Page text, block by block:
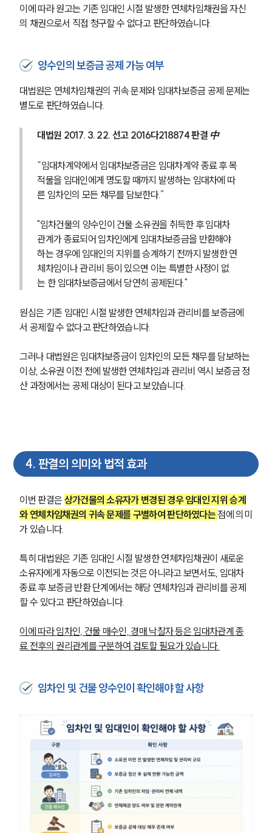
부동산전문변호사
소식/자료
언론보도
법률서식
뉴스레터/브로슈어
대륜법률상담예약
대륜법률상담예약
이에 따라 원고는 기존 임대인 시절 발생한 연체차임채권을 자신
의 채권으로서 직접 청구할 수 없다고 판단하였습니다.
양수인의 보증금 공제 가능 여부
대법원은 연체차임채권의 귀속 문제와 임대차보증금 공제 문제는
별도로 판단하였습니다.
대법원 2017. 3. 22. 선고 2016다218874 판결 中
“임대차계약에서 임대차보증금은 임대차계약 종료 후 목
적물을 임대인에게 명도할 때까지 발생하는 임대차에 따
른 임차인의 모든 채무를 담보한다.”
"임차건물의 양수인이 건물 소유권을 취득한 후 임대차
관계가 종료되어 임차인에게 임대차보증금을 반환해야
하는 경우에 임대인의 지위를 승계하기 전까지 발생한 연
체차임이나 관리비 등이 있으면 이는 특별한 사정이 없
는 한 임대차보증금에서 당연히 공제된다."
원심은 기존 임대인 시절 발생한 연체차임과 관리비를 보증금에
서 공제할 수 없다고 판단하였습니다.
그러나 대법원은 임대차보증금이 임차인의 모든 채무를 담보하는
이상, 소유권 이전 전에 발생한 연체차임과 관리비 역시 보증금 정
산 과정에서는 공제 대상이 된다고 보았습니다.
4. 판결의 의미와 법적 효과
이번 판결은 상가건물의 소유자가 변경된 경우 임대인 지위 승계
와 연체차임채권의 귀속 문제를 구별하여 판단하였다는 점에 의미
가 있습니다.
특히 대법원은 기존 임대인 시절 발생한 연체차임채권이 새로운
소유자에게 자동으로 이전되는 것은 아니라고 보면서도, 임대차
종료 후 보증금 반환 단계에서는 해당 연체차임과 관리비를 공제
할 수 있다고 판단하였습니다.
이에 따라 임차인, 건물 매수인, 경매 낙찰자 등은 임대차관계 종
료 전후의 권리관계를 구분하여 검토할 필요가 있습니다.
임차인 및 건물 양수인이 확인해야 할 사항